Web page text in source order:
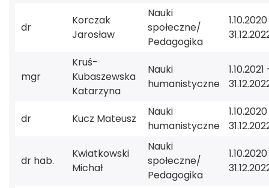
dr
Korczak
Jarosław
Nauki
społeczne/
Pedagogika
mgr
Kruś-
Kubaszewska
Katarzyna
Nauki
humanistyczne
dr Kucz Mateusz
Nauki
humanistyczne
dr hab.
Kwiatkowski
Michał
Nauki
społeczne/
Pedagogika